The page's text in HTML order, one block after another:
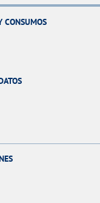
CONSUMOS